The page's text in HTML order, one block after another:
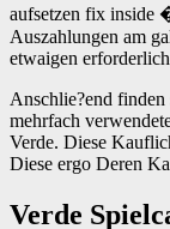
aufsetzen fix inside
Auszahlungen am
etwaigen
Anschlie?end
mehrfach
Verde. Diese
Diese ergo Deren
Verde